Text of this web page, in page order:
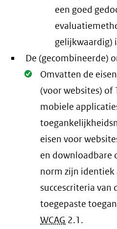
een goed
gelijkwaardig)
De (gecombineerde)
Oké.
Omvatten de
(voor websites) of
mobiele
eisen voor
en downloadbare
norm zijn identiek
succescriteria van
toegepaste
WCAG 2.1 .